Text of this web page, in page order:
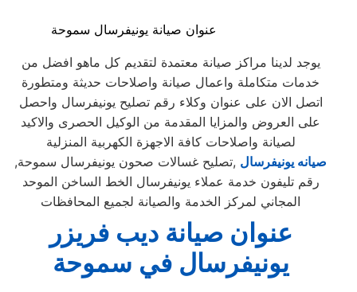
عنوان صيانة يونيفرسال سموحة
يوجد لدينا مراكز صيانة معتمدة لتقديم كل ماهو افضل من
خدمات متكاملة واعمال صيانة واصلاحات حديثة ومتطورة
اتصل الان على عنوان وكلاء رقم تصليح يونيفرسال واحصل
على العروض والمزايا المقدمة من الوكيل الحصرى والاكيد
لصيانة واصلاحات كافة الاجهزة الكهربية المنزلية
صيانه يونيفرسال ,تصليح غسالات صحون يونيفرسال سموحة,
رقم تليفون خدمة عملاء يونيفرسال الخط الساخن الموحد
المجاني لمركز الخدمة والصيانة لجميع المحافظات
عنوان صيانة ديب فريزر
يونيفرسال في سموحة